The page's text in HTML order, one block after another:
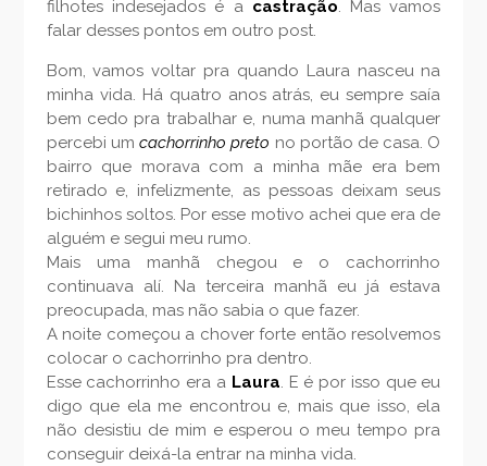
filhotes indesejados é a castração. Mas vamos
falar desses pontos em outro post.
Bom, vamos voltar pra quando Laura nasceu na
minha vida. Há quatro anos atrás, eu sempre saía
bem cedo pra trabalhar e, numa manhã qualquer
percebi umcachorrinho preto no portão de casa. O
bairro que morava com a minha mãe era bem
retirado e, infelizmente, as pessoas deixam seus
bichinhos soltos. Por esse motivo achei que era de
alguém e segui meu rumo.
Mais uma manhã chegou e o cachorrinho
continuava alí. Na terceira manhã eu já estava
preocupada, mas não sabia o que fazer.
A noite começou a chover forte então resolvemos
colocar o cachorrinho pra dentro.
Esse cachorrinho era a Laura. E é por isso que eu
digo que ela me encontrou e, mais que isso, ela
não desistiu de mim e esperou o meu tempo pra
conseguir deixá-la entrar na minha vida.